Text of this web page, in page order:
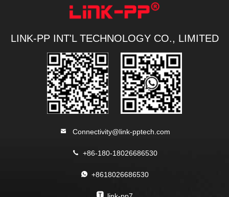
LINK-PP INT'L TECHNOLOGY CO., LIMITED
Connectivity@link-pptech.com
+86-180-18026686530
+8618026686530